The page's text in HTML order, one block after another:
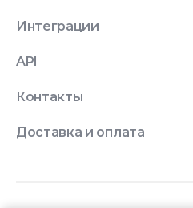
Интеграции
API
Контакты
Доставка и оплата